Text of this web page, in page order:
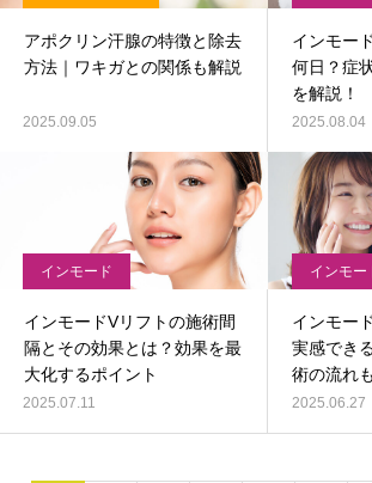
アポクリン汗腺の特徴と除去
方法｜ワキガとの関係も解説
2025.09.05
インモー
何日？症
を解説！
2025.08.04
インモード
インモードVリフトの施術間
隔とその効果とは？効果を最
大化するポイント
2025.07.11
インモー
インモー
実感でき
術の流れ
2025.06.27